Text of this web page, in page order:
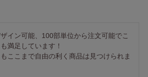
イン可能、100部単位から注文可能でこ
満足しています！
ここまで自由の利く商品は見つけられま